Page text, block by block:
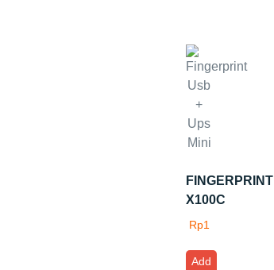
FINGERPRINT
X100C
Rp1
Add